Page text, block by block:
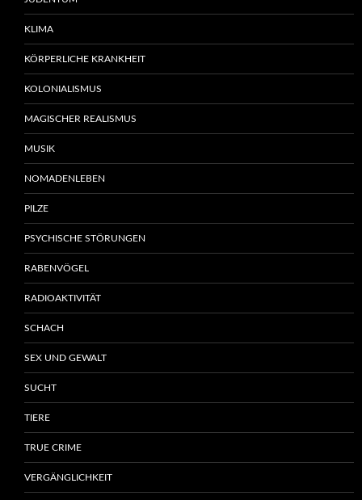
KLIMA
KÖRPERLICHE KRANKHEIT
KOLONIALISMUS
MAGISCHER REALISMUS
MUSIK
NOMADENLEBEN
PILZE
PSYCHISCHE STÖRUNGEN
RABENVÖGEL
RADIOAKTIVITÄT
SCHACH
SEX UND GEWALT
SUCHT
TIERE
TRUE CRIME
VERGÄNGLICHKEIT